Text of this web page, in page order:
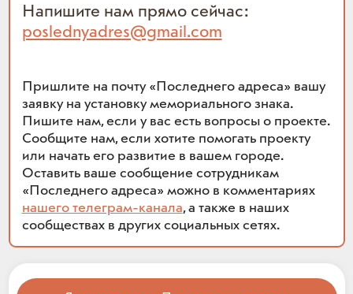
Напишите нам прямо сейчас:
poslednyadres@gmail.com
Пришлите на почту «Последнего адреса» вашу
заявку на установку мемориального знака.
Пишите нам, если у вас есть вопросы о проекте.
Сообщите нам, если хотите помогать проекту
или начать его развитие в вашем городе.
Оставить ваше сообщение сотрудникам
«Последнего адреса» можно в комментариях
нашего телеграм-канала, а также в наших
сообществах в других социальных сетях.